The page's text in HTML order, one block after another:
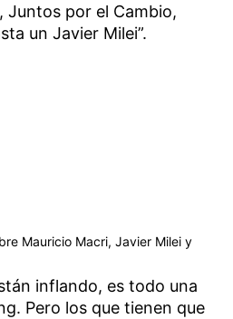
Juntos por el Cambio,
un Javier Milei”.
Mauricio Macri, Javier Milei y
inflando, es todo una
Pero los que tienen que